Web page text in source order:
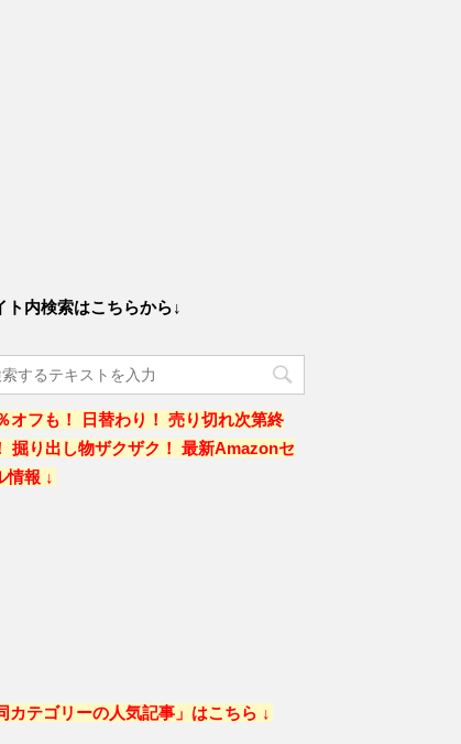
ト内検索はこちらから↓
オフも！ 日替わり！ 売り切れ次第終
掘り出し物ザクザク！ 最新Amazonセ
情報 ↓
カテゴリーの人気記事」はこちら ↓